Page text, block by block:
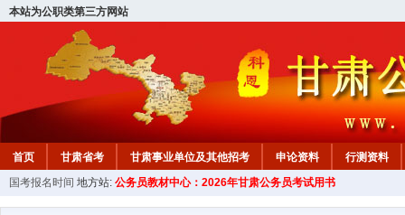
本站为公职类第三方网站
首页 甘肃省考 甘肃事业单位及其他招考 申论资料
行测资料
国考报名时间 地方站: 公务员教材中心：2026年甘肃公务员考试用书